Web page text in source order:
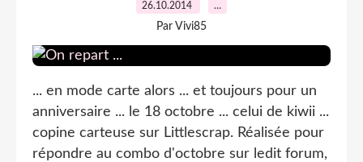
26.10.2014 …
Par Vivi85
... en mode carte alors ... et toujours pour un
anniversaire ... le 18 octobre ... celui de kiwii ...
copine carteuse sur Littlescrap. Réalisée pour
répondre au combo d'octobre sur ledit forum,